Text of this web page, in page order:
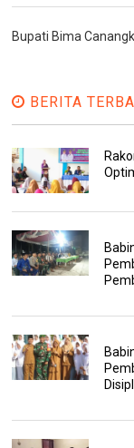
Bupati Bima
BERITA